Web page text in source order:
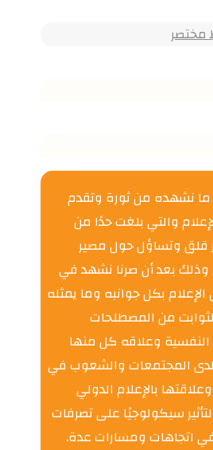
مختصر
ما نشهده من ثورة وتقدم
والتي بلغت حدًا من
قلق وتساؤل حول مصير
وذلك بعد أن صرنا نشهد في
بكل جوانبه وما يمثله
من المصطلحات
النفسية وعلاقه كل منها
لدى المجتمعات والشعوب في
بالإعلام الدولي
سيكولوجيًا على تصرفات
اتجاهات ومسارات عدة.